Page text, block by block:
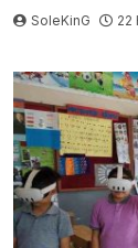
SoleKinG 22